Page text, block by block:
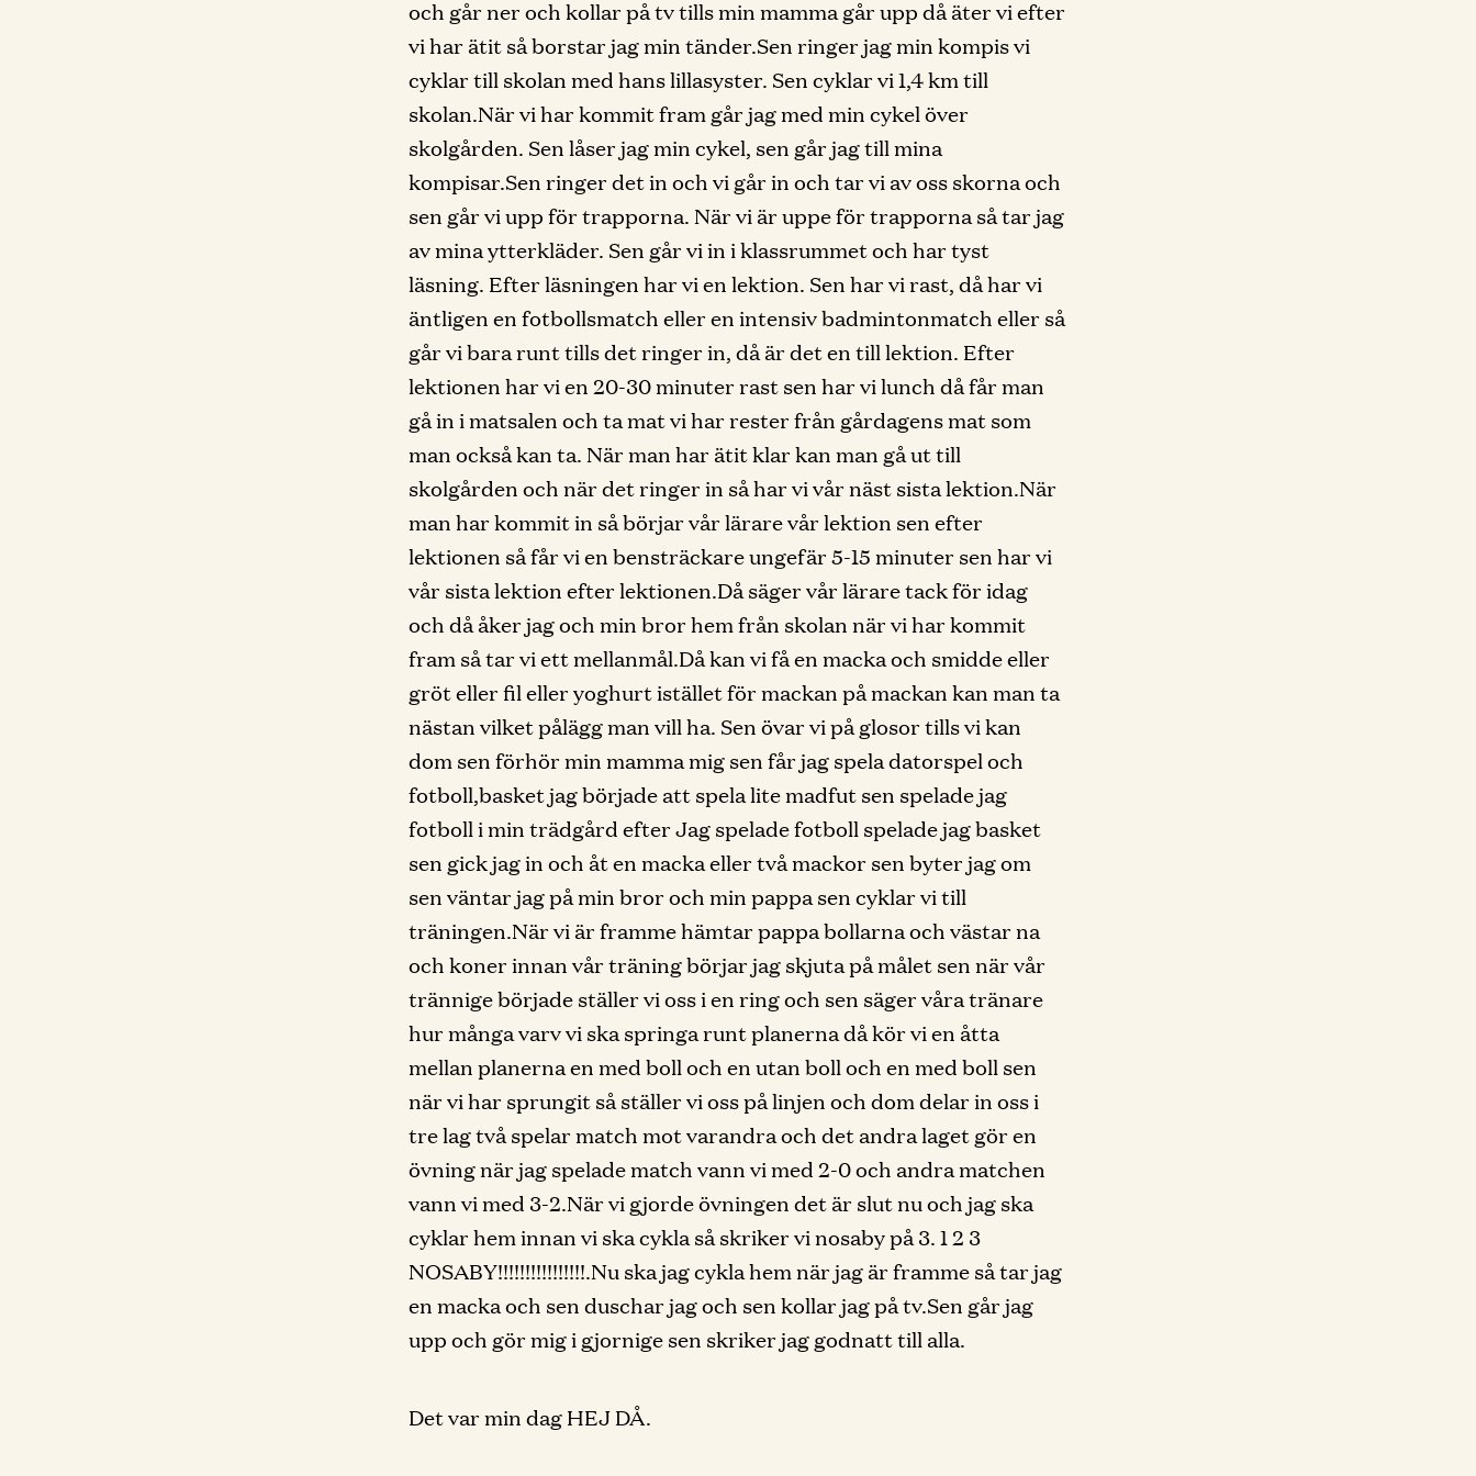
och går ner och kollar på tv tills min mamma går upp då äter vi efter
vi har ätit så borstar jag min tänder.Sen ringer jag min kompis vi
cyklar till skolan med hans lillasyster. Sen cyklar vi 1,4 km till
skolan.När vi har kommit fram går jag med min cykel över
skolgården. Sen låser jag min cykel, sen går jag till mina
kompisar.Sen ringer det in och vi går in och tar vi av oss skorna och
sen går vi upp för trapporna. När vi är uppe för trapporna så tar jag
av mina ytterkläder. Sen går vi in i klassrummet och har tyst
läsning. Efter läsningen har vi en lektion. Sen har vi rast, då har vi
äntligen en fotbollsmatch eller en intensiv badmintonmatch eller så
går vi bara runt tills det ringer in, då är det en till lektion. Efter
lektionen har vi en 20-30 minuter rast sen har vi lunch då får man
gå in i matsalen och ta mat vi har rester från gårdagens mat som
man också kan ta. När man har ätit klar kan man gå ut till
skolgården och när det ringer in så har vi vår näst sista lektion.När
man har kommit in så börjar vår lärare vår lektion sen efter
lektionen så får vi en bensträckare ungefär 5-15 minuter sen har vi
vår sista lektion efter lektionen.Då säger vår lärare tack för idag
och då åker jag och min bror hem från skolan när vi har kommit
fram så tar vi ett mellanmål.Då kan vi få en macka och smidde eller
gröt eller fil eller yoghurt istället för mackan på mackan kan man ta
nästan vilket pålägg man vill ha. Sen övar vi på glosor tills vi kan
dom sen förhör min mamma mig sen får jag spela datorspel och
fotboll,basket jag började att spela lite madfut sen spelade jag
fotboll i min trädgård efter Jag spelade fotboll spelade jag basket
sen gick jag in och åt en macka eller två mackor sen byter jag om
sen väntar jag på min bror och min pappa sen cyklar vi till
träningen.När vi är framme hämtar pappa bollarna och västar na
och koner innan vår träning börjar jag skjuta på målet sen när vår
trännige började ställer vi oss i en ring och sen säger våra tränare
hur många varv vi ska springa runt planerna då kör vi en åtta
mellan planerna en med boll och en utan boll och en med boll sen
när vi har sprungit så ställer vi oss på linjen och dom delar in oss i
tre lag två spelar match mot varandra och det andra laget gör en
övning när jag spelade match vann vi med 2-0 och andra matchen
vann vi med 3-2.När vi gjorde övningen det är slut nu och jag ska
cyklar hem innan vi ska cykla så skriker vi nosaby på 3. 1 2 3
NOSABY!!!!!!!!!!!!!!!!.Nu ska jag cykla hem när jag är framme så tar jag
en macka och sen duschar jag och sen kollar jag på tv.Sen går jag
upp och gör mig i gjornige sen skriker jag godnatt till alla.
Det var min dag HEJ DÅ.